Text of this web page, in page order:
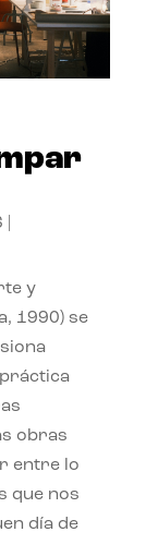
y
1990) se
obras
entre lo
que nos
día de